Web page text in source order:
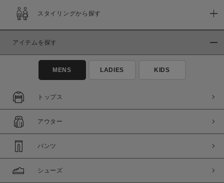
商品タイプ
通常商品
セール価格
在庫
在庫あり
スタイリングから探す
アイテムを探す
MENS LADIES KIDS
トップス
アウター
パンツ
シューズ